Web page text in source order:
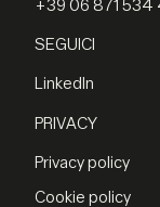
+39 06 871 534
SEGUICI
LinkedIn
PRIVACY
Privacy policy
Cookie policy